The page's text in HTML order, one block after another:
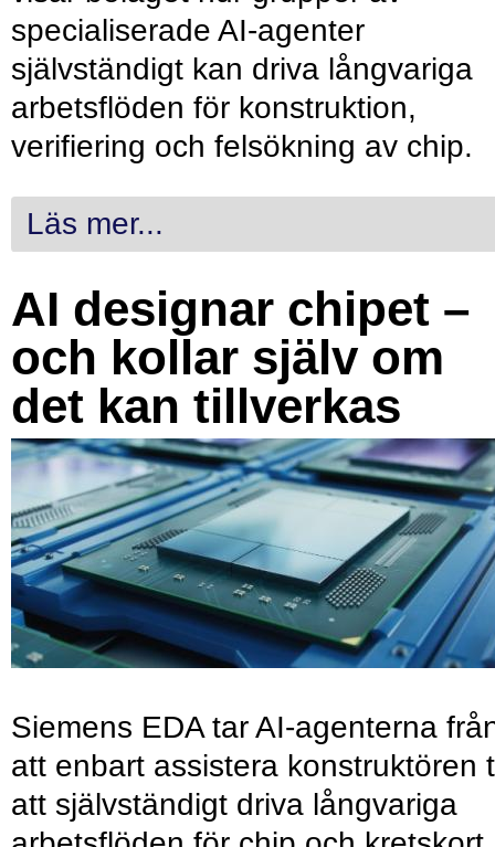
specialiserade AI-agenter
självständigt kan driva långvariga
arbetsflöden för konstruktion,
verifiering och felsökning av chip.
Läs mer...
AI designar chipet –
och kollar själv om
det kan tillverkas
Siemens EDA tar AI-agenterna
att enbart assistera konstruktören
att självständigt driva långvariga